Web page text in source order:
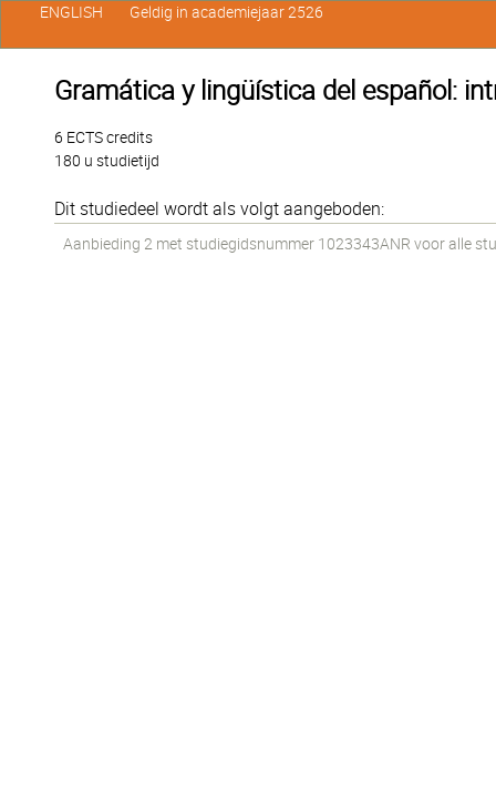
Gramática y lingüística del español:
6 ECTS credits
180 u studietijd
Dit studiedeel wordt als volgt aangeboden:
Aanbieding 2 met studiegidsnummer 1023343ANR voor alle
ENGLISH Geldig in academiejaar 2526